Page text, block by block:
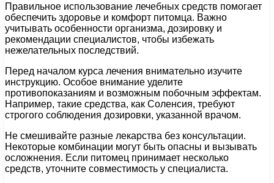
Правильное использование лечебных средств помогает
обеспечить здоровье и комфорт питомца. Важно
учитывать особенности организма, дозировку и
рекомендации специалистов, чтобы избежать
нежелательных последствий.
Перед началом курса лечения внимательно изучите
инструкцию. Особое внимание уделите
противопоказаниям и возможным побочным эффектам.
Например, такие средства, как Соленсия, требуют
строгого соблюдения дозировки, указанной врачом.
Не смешивайте разные лекарства без консультации.
Некоторые комбинации могут быть опасны и вызывать
осложнения. Если питомец принимает несколько
средств, уточните совместимость у специалиста.